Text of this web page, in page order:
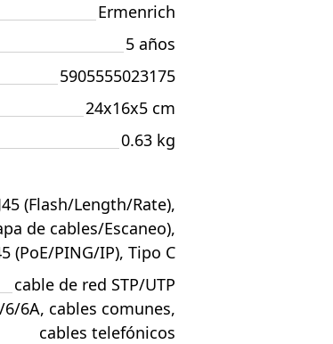
Ermenrich
5 años
5905555023175
24x16x5 cm
0.63 kg
(Flash/Length/Rate),
de cables/Escaneo),
(PoE/PING/IP), Tipo C
cable de red STP/UTP
6/6A, cables comunes,
cables telefónicos